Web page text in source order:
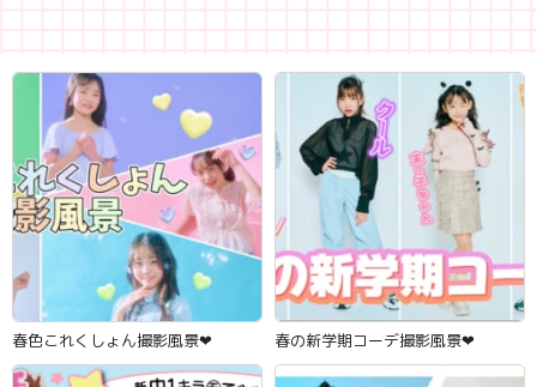
春色これくしょん撮影風景‪‪❤︎‬ 春の新学期コーデ撮影風景‪‪❤︎‬